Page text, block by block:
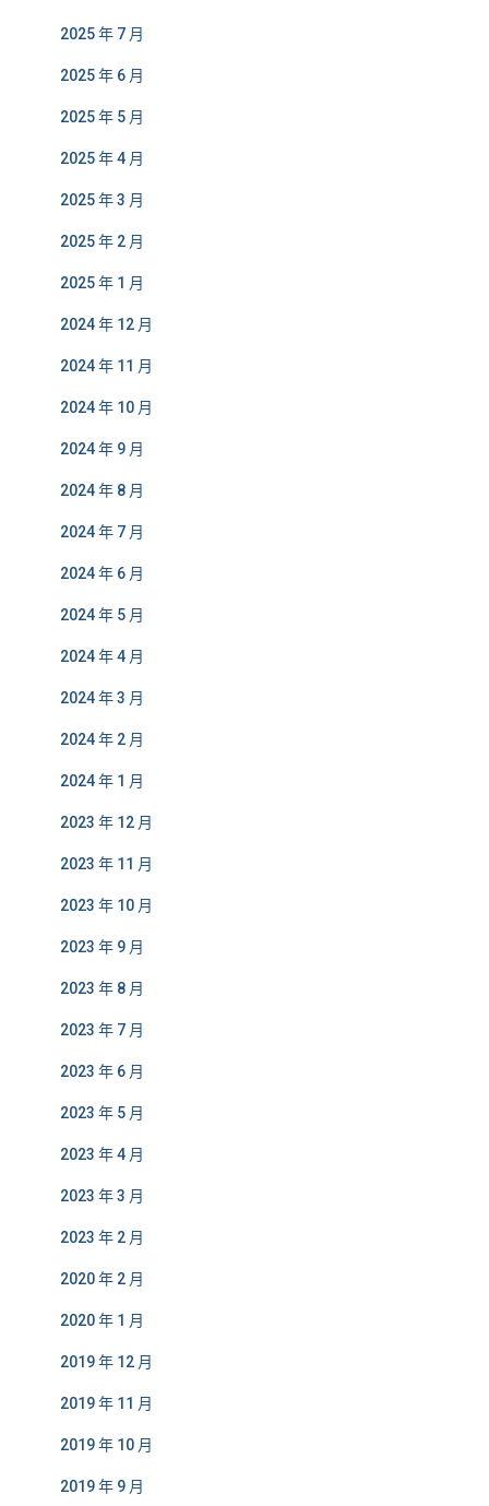
2025 年 7 月
2025 年 6 月
2025 年 5 月
2025 年 4 月
2025 年 3 月
2025 年 2 月
2025 年 1 月
2024 年 12 月
2024 年 11 月
2024 年 10 月
2024 年 9 月
2024 年 8 月
2024 年 7 月
2024 年 6 月
2024 年 5 月
2024 年 4 月
2024 年 3 月
2024 年 2 月
2024 年 1 月
2023 年 12 月
2023 年 11 月
2023 年 10 月
2023 年 9 月
2023 年 8 月
2023 年 7 月
2023 年 6 月
2023 年 5 月
2023 年 4 月
2023 年 3 月
2023 年 2 月
2020 年 2 月
2020 年 1 月
2019 年 12 月
2019 年 11 月
2019 年 10 月
2019 年 9 月